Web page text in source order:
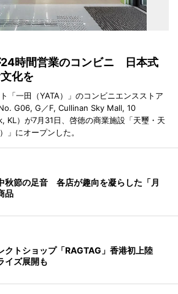
24時間営業のコンビニ 日本式
化を
「一田（YATA）」のコンビニエンスストア
G06, G／F, Cullinan Sky Mall, 10
KL）が7月31日、啓徳の商業施設「天璽・天
」にオープンした。
秋節の足音 各店が趣向を凝らした「月
品
クトショップ「RAGTAG」香港初上陸
イズ展開も